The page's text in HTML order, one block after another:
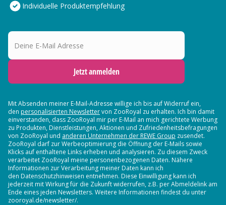
Individuelle Produktempfehlung
Deine E-Mail Adresse
Jetzt anmelden
Mit Absenden meiner E-Mail-Adresse willige ich bis auf Widerruf ein,
den personalisierten Newslettervon ZooRoyal zu erhalten. Ich bin damit
einverstanden, dass ZooRoyal mir per E-Mail an mich gerichtete Werbung
zu Produkten, Dienstleistungen, Aktionen und Zufriedenheitsbefragungen
von ZooRoyal und anderen Unternehmen der REWE Group zusendet.
ZooRoyal darf zur Werbeoptimierung die Öffnung der E-Mails sowie
Klicks auf enthaltene Links erheben und analysieren. Zu diesem Zweck
verarbeitet ZooRoyal meine personenbezogenen Daten. Nähere
Informationen zur Verarbeitung meiner Daten kann ich
den Datenschutzhinweisen entnehmen. Diese Einwilligung kann ich
jederzeit mit Wirkung für die Zukunft widerrufen, z.B. per Abmeldelink am
Ende eines jeden Newsletters. Weitere Informationen findest du unter
zooroyal.de/newsletter/.